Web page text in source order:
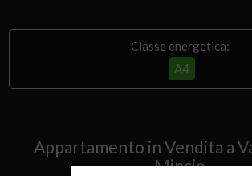
Classe energetica:
A4
Appartamento in Vendita a
Mincio